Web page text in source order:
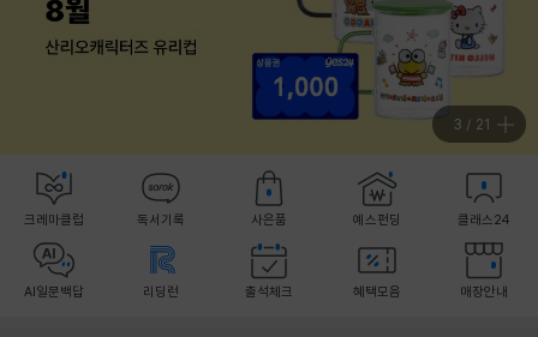
3 / 21
크레마클럽 독서기록 사은품 예스펀딩 클래스24
AI일문백답 리딩런 출석체크 혜택모음 매장안내